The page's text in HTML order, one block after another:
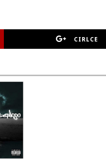
CIRLCE